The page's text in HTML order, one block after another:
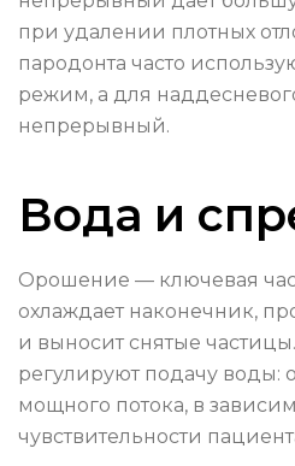
при удалении плотных
пародонта часто
режим, а для
непрерывный.
Вода и
Орошение — ключевая
охлаждает наконечник,
и выносит снятые
регулируют подачу воды:
мощного потока, в
чувствительности